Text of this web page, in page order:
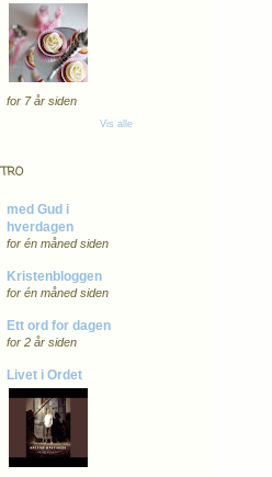
for 7 år siden
Vis alle
TRO
med Gud i
hverdagen
for én måned siden
Kristenbloggen
for én måned siden
Ett ord for dagen
for 2 år siden
Livet i Ordet